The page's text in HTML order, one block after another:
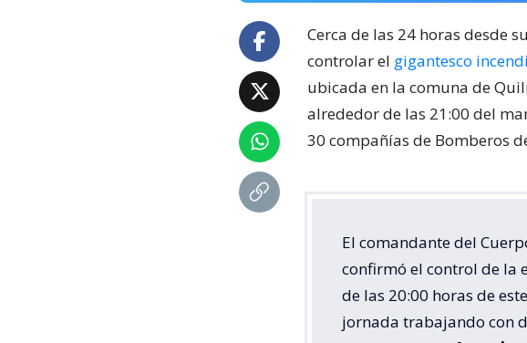
Cerca de las 24 horas desde
controlar el gigantesco
ubicada en la comuna de
alrededor de las 21:00 del
30 compañías de Bomberos
El comandante del
confirmó el control de la
de las 20:00 horas de
jornada trabajando con